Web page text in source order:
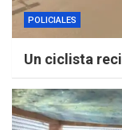
POLICIALES
Un ciclista